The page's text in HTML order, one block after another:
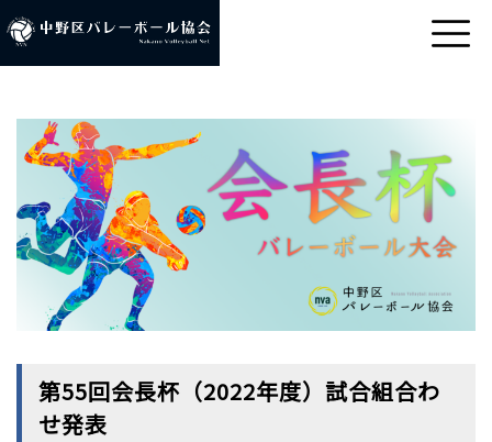
第55回会長杯（2022年度）試合組合わ
せ発表